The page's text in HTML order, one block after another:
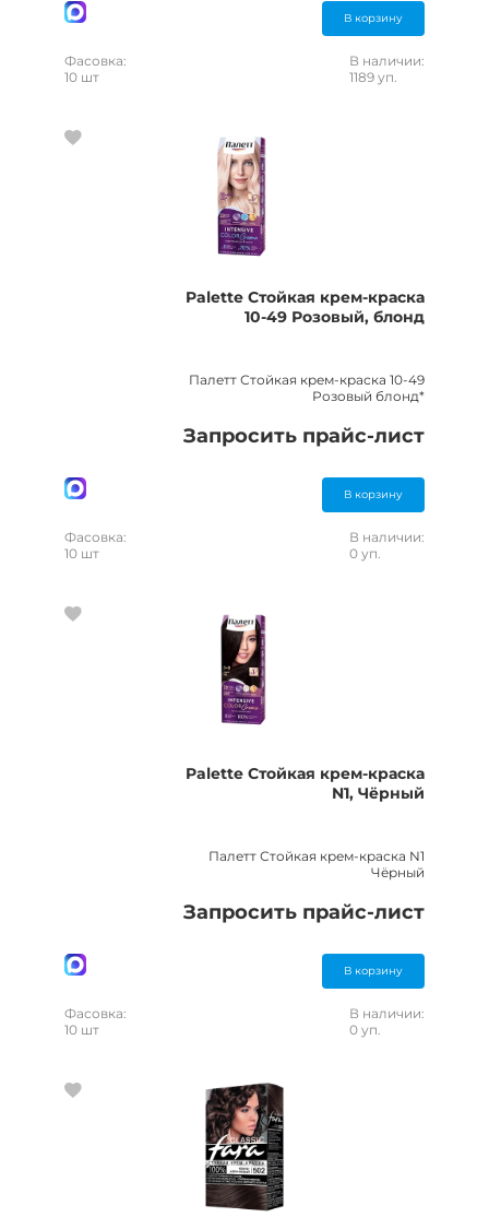
В корзину
Фасовка:
10 шт
В наличии:
1189 уп.
Palette Стойкая крем-краска
10-49 Розовый, блонд
Палетт Стойкая крем-краска 10-49
Розовый блонд*
Запросить прайс-лист
В корзину
Фасовка:
10 шт
В наличии:
0 уп.
Palette Стойкая крем-краска
N1, Чёрный
Палетт Стойкая крем-краска N1
Чёрный
Запросить прайс-лист
В корзину
Фасовка:
10 шт
В наличии:
0 уп.